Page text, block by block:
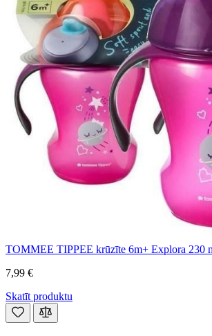
TOMMEE TIPPEE krūzīte 6m+ Explora 230
7,99 €
Skatīt produktu